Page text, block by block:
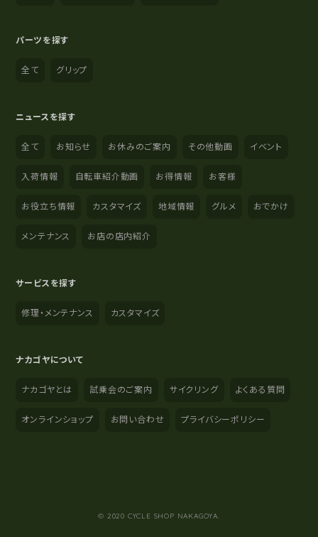
パーツを探す
全て グリップ
ニュースを探す
全て お知らせ お休みのご案内 その他動画 イベント
入荷情報 自転車紹介動画 お得情報 お客様
お役立ち情報 カスタマイズ 地域情報 グルメ おでかけ
メンテナンス お店の店内紹介
サービスを探す
修理・メンテナンス カスタマイズ
ナカゴヤについて
ナカゴヤとは 試乗会のご案内 サイクリング よくある質問
オンラインショップ お問い合わせ プライバシーポリシー
© 2020 CYCLE SHOP NAKAGOYA.